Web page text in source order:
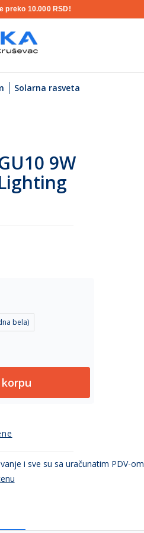
preko 10.000 RSD!
Solarna rasveta
9W
bela)
i sve su sa uračunatim PDV-om